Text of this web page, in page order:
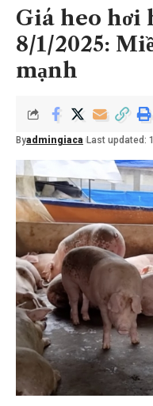
Giá heo hơi
8/1/2025:
mạnh
Byadmingiaca Last updated: